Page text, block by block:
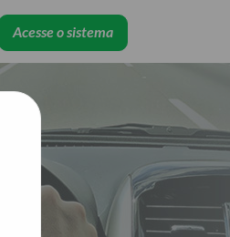
Acesse o sistema